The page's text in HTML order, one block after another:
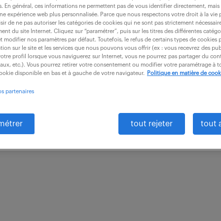
pour branchements
(13)
en traitement et distribution de l'eau, renforce
Développement. Vous prendrez en charge les
En général, ces informations ne permettent pas de vous identifier directement,
expérience web plus personnalisée. Parce que nous respectons votre droit à la vie
de ne pas autoriser les catégories de cookies qui ne sont pas strictement
du site Internet. Cliquez sur “paramétrer”, puis sur les titres des différentes
modifier nos paramètres par défaut. Toutefois, le refus de certains types de cookies
sur le site et les services que nous pouvons vous offrir (ex : vous recevrez des
profil lorsque vous naviguerez sur Internet, vous ne pourrez pas partager du
etc.). Vous pourrez retirer votre consentement ou modifier votre paramétrage à
disponible en bas et à gauche de votre navigateur.
Politique en matière de
partenaires
tout rejeter tout